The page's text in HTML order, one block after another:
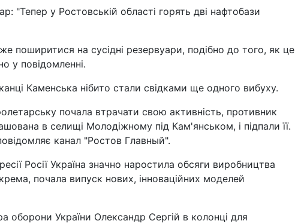
"Тепер у Ростовській області горять дві нафтобази
поширитися на сусідні резервуари, подібно до того, як це
у повідомленні.
Каменська нібито стали свідками ще одного вибуху.
почала втрачати свою активність, противник
в селищі Молодіжному під Кам'янськом, і підпали її.
канал "Ростов Главный".
Росії Україна значно наростила обсяги виробництва
почала випуск нових, інноваційних моделей
оборони України Олександр Сергій в колонці для